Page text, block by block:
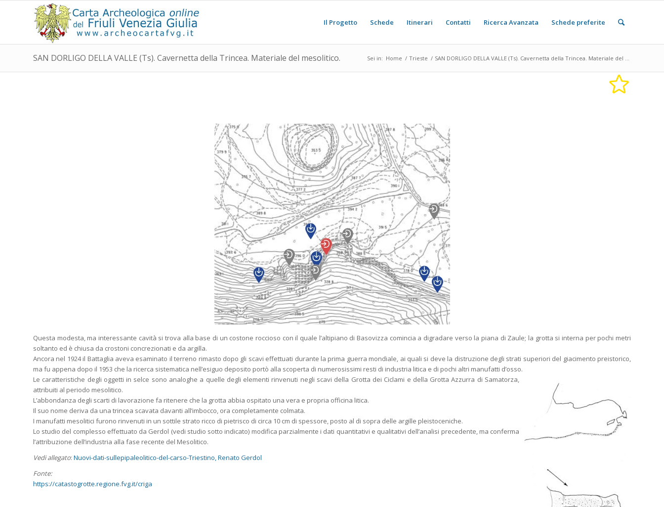
Il Progetto Schede Itinerari Contatti Ricerca Avanzata Schede preferite
SAN DORLIGO DELLA VALLE (Ts). Cavernetta della Trincea. Materiale del mesolitico. Sei in: Home / Trieste / SAN DORLIGO DELLA VALLE (Ts). Cavernetta della Trincea. Materiale del ...
Questa modesta, ma interessante cavità si trova alla base di un costone roccioso con il quale l’altipiano di Basovizza comincia a digradare verso la piana di Zaule; la grotta si interna per pochi metri
soltanto ed è chiusa da crostoni concrezionati e da argilla.
Ancora nel 1924 il Battaglia aveva esaminato il terreno rimasto dopo gli scavi effettuati durante la prima guerra mondiale, ai quali si deve la distruzione degli strati superiori del giacimento preistorico,
ma fu appena dopo il 1953 che la ricerca sistematica nell’esiguo deposito portò alla scoperta di numerosissimi resti di industria litica e di pochi altri manufatti d’osso.
Le caratteristiche degli oggetti in selce sono analoghe a quelle degli elementi rinvenuti negli scavi della Grotta dei Ciclami e della Grotta Azzurra di Samatorza,
attribuiti al periodo mesolitico.
L’abbondanza degli scarti di lavorazione fa ritenere che la grotta abbia ospitato una vera e propria officina litica.
Il suo nome deriva da una trincea scavata davanti all’imbocco, ora completamente colmata.
I manufatti mesolitici furono rinvenuti in un sottile strato ricco di pietrisco di circa 10 cm di spessore, posto al di sopra delle argille pleistoceniche.
Lo studio del complesso effettuato da Gerdol (vedi studio sotto indicato) modifica parzialmente i dati quantitativi e qualitativi dell’analisi precedente, ma conferma
l’attribuzione dell’industria alla fase recente del Mesolitico.
Vedi allegato: Nuovi-dati-sullepipaleolitico-del-carso-Triestino, Renato Gerdol
Fonte:
https://catastogrotte.regione.fvg.it/criga